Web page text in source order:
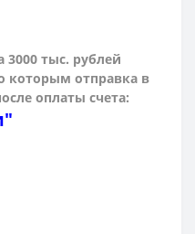
тыс. рублей
которым отправка в
оплаты счета: